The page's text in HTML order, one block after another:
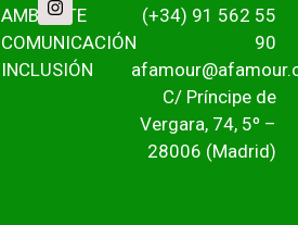
AMBIENTE
COMUNICACIÓN
INCLUSIÓN
(+34) 91 562 55
90
C/ Príncipe de
Vergara, 74, 5º –
28006 (Madrid)